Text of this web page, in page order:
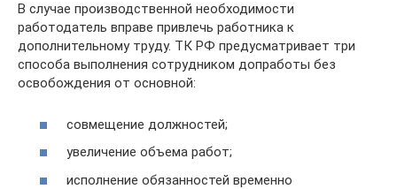
В случае производственной необходимости
работодатель вправе привлечь работника к
дополнительному труду. ТК РФ предусматривает три
способа выполнения сотрудником допработы без
освобождения от основной:
совмещение должностей;
увеличение объема работ;
исполнение обязанностей временно